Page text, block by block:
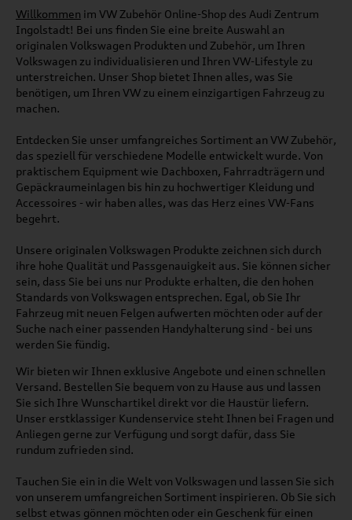
Willkommen im VW Zubehör Online-Shop des Audi Zentrum
Ingolstadt! Bei uns finden Sie eine breite Auswahl an
originalen Volkswagen Produkten und Zubehör, um Ihren
Volkswagen zu individualisieren und Ihren VW-Lifestyle zu
unterstreichen. Unser Shop bietet Ihnen alles, was Sie
benötigen, um Ihren VW zu einem einzigartigen Fahrzeug zu
machen.
Entdecken Sie unser umfangreiches Sortiment an VW Zubehör,
das speziell für verschiedene Modelle entwickelt wurde. Von
praktischem Equipment wie Dachboxen, Fahrradträgern und
Gepäckraumeinlagen bis hin zu hochwertiger Kleidung und
Accessoires - wir haben alles, was das Herz eines VW-Fans
begehrt.
Unsere originalen Volkswagen Produkte zeichnen sich durch
ihre hohe Qualität und Passgenauigkeit aus. Sie können sicher
sein, dass Sie bei uns nur Produkte erhalten, die den hohen
Standards von Volkswagen entsprechen. Egal, ob Sie Ihr
Fahrzeug mit neuen Felgen aufwerten möchten oder auf der
Suche nach einer passenden Handyhalterung sind - bei uns
werden Sie fündig.
Wir bieten wir Ihnen exklusive Angebote und einen schnellen
Versand. Bestellen Sie bequem von zu Hause aus und lassen
Sie sich Ihre Wunschartikel direkt vor die Haustür liefern.
Unser erstklassiger Kundenservice steht Ihnen bei Fragen und
Anliegen gerne zur Verfügung und sorgt dafür, dass Sie
rundum zufrieden sind.
Tauchen Sie ein in die Welt von Volkswagen und lassen Sie sich
von unserem umfangreichen Sortiment inspirieren. Ob Sie sich
selbst etwas gönnen möchten oder ein Geschenk für einen